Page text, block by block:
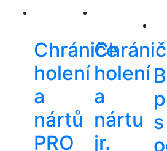
on
Chrániče
holení
a
nártů
PRO
Chránič
holení
a
nártu
jr.
s